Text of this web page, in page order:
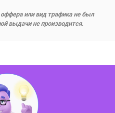
или вид трафика не был
выдачи не производится.